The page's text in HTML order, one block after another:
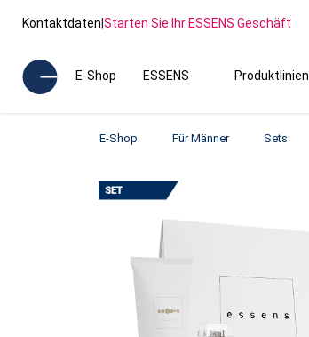
Kontaktdaten|Starten Sie Ihr ESSENS Geschäft
E-Shop ESSENS Produktlinien
E-Shop Für Männer Sets